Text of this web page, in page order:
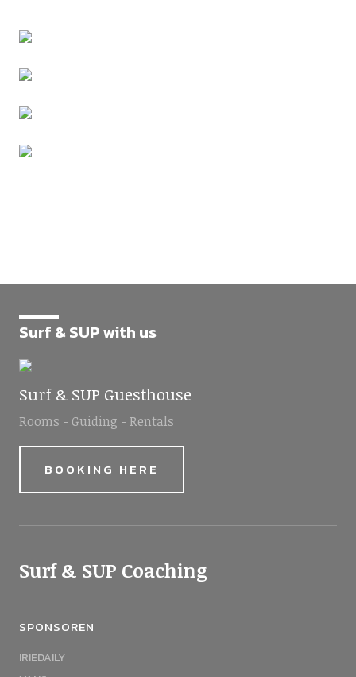
Surf & SUP with us
Surf & SUP Guesthouse
Rooms - Guiding - Rentals
BOOKING HERE
Surf & SUP Coaching
SPONSOREN
IRIEDAILY